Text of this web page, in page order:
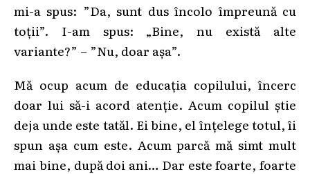
mi-a spus: ”Da, sunt dus încolo împreună cu
toții”. I-am spus: „Bine, nu există alte
variante?” – ”Nu, doar așa”.
Mă ocup acum de educația copilului, încerc
doar lui să-i acord atenție. Acum copilul știe
deja unde este tatăl. Ei bine, el înțelege totul, îi
spun așa cum este. Acum parcă mă simt mult
mai bine, după doi ani… Dar este foarte, foarte